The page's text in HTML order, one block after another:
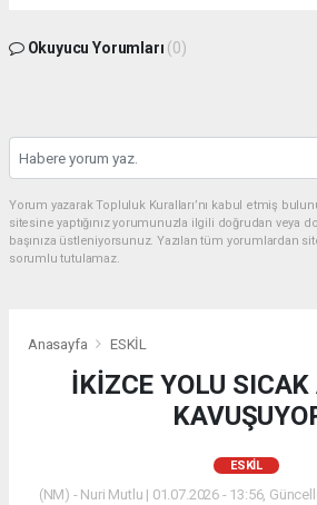
Okuyucu Yorumları (0)
Yorum yazarak Topluluk Kuralları’nı kabul etmiş
sitesine yaptığınız yorumunuzla ilgili doğrudan veya
başınıza üstleniyorsunuz. Yazılan tüm yorumlardan
sorumlu tutulamaz.
Anasayfa ESKİL
İKİZCE YOLU
ESKİL
(NM) - Nuri Mutlu | 01.07.2026 - 13:56,